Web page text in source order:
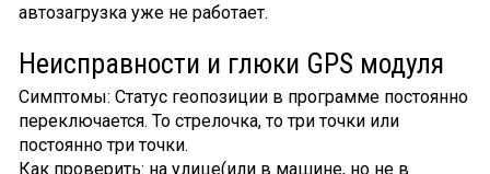
автозагрузка уже не работает.
Неисправности и глюки GPS модуля
Симптомы: Статус геопозиции в программе постоянно
переключается. То стрелочка, то три точки или
постоянно три точки.
Как проверить: на улице(или в машине, но не в